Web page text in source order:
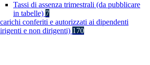
Tassi di assenza trimestrali (da pubblicare
in tabelle) 7
conferiti e autorizzati ai dipendenti
e non dirigenti) 170